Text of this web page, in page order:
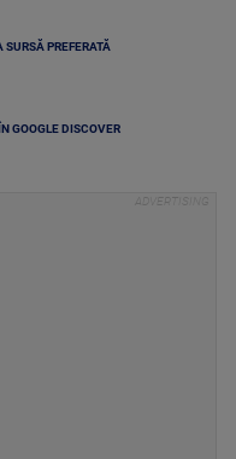
PREFERATĂ
GOOGLE DISCOVER